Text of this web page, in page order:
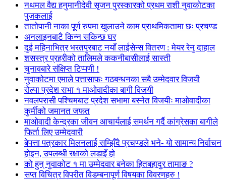
नथमल वैद्य हनुमानीदेवी सृजन पुरस्कारको प्रथम राशी नुवाकोटका
पुजकलाई
तातोपानी नाका पूर्ण रुपमा खुलाउने काम प्राथमिकतामा छः प्रचण्ड
अनलाइनबाटै किन्न सकिन्छ घर
दुई महिनाभित्र भरतपुरबाट नयाँ लाईसेन्स वितरण : मेयर रेनु दाहाल
शसस्त्र प्रहरीको तालिमले ककनीबासीलाई सास्ती
चुनावबारे संक्षिप्त टिप्पणी !
नुवाकोटमा एमाले पत्तासाफः गठबन्धनका सबै उम्मेदवार विजयी
रोल्पा प्रदेश सभा १ माओवादीका बागी विजयी
नवलपरासी पश्चिमबाट प्रदेश सभामा बस्नेत विजयीः माओवादीका
कुर्मीको जमानत जफत
माओवादी केन्द्रका जीवन आचार्यलाई समर्थन गर्दै कांग्रेसका बागीले
फिर्ता लिए उम्मेदवारी
बेपत्ता पत्रकार मिलनलाई सम्झिँदै प्रचण्डले भने- यो सामान्य निर्वाचन
होइन, उपलब्धी रक्षाको लडाइँ हो
को हुन् नुवाकोट १ मा उम्मेदवार बनेका हितबहादुर तामाङ ?
सप्त विचित्र विपरीत विडम्बनापूर्ण विषयका विवरणहरु !